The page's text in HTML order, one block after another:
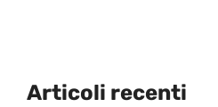
Articoli recenti